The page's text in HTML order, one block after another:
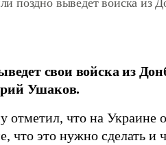
свои войска из
Ушаков.
отметил, что на Украине
что это нужно сделать и